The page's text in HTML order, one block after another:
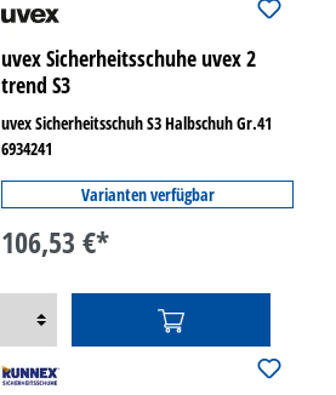
uvex Sicherheitsschuhe uvex 2
trend S3
uvex Sicherheitsschuh S3 Halbschuh Gr.41
6934241
Varianten verfügbar
106,53 €*